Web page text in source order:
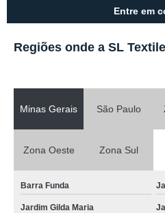
Entre em
Regiões onde a SL
Minas Gerais São Paulo
Zona Oeste Zona Sul
Barra Funda
Jardim Gilda Maria